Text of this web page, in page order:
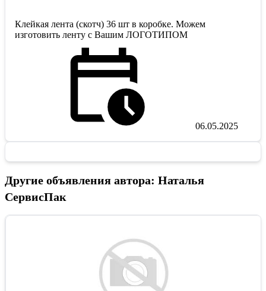
Клейкая лента (скотч) 36 шт в коробке. Можем
изготовить ленту с Вашим ЛОГОТИПОМ
06.05.2025
Другие объявления автора: Наталья
СервисПак